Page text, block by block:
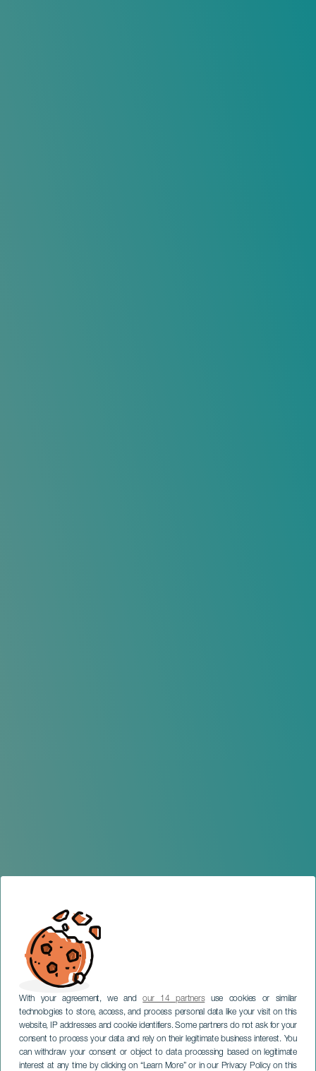
With your agreement, we andour 14 partnersuse cookies or similar
technologies to store, access, and process personal data like your visit on this
website, IP addresses and cookie identifiers. Some partners do not ask for your
consent to process your data and rely on their legitimate business interest. You
can withdraw your consent or object to data processing based on legitimate
interest at any time by clicking on “Learn More” or in our Privacy Policy on this
GRAN CANARIA